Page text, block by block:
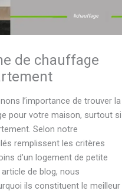
de chauffage
l’importance de trouver la
pour votre maison, surtout si
Selon notre
remplissent les critères
d’un logement de petite
de blog, nous
ils constituent le meilleur